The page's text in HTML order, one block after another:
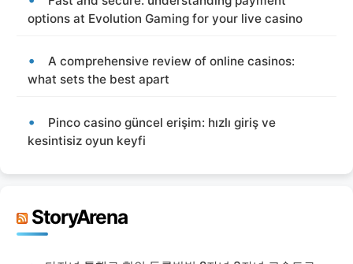
options at Evolution Gaming for your live casino
A comprehensive review of online casinos:
what sets the best apart
Pinco casino güncel erişim: hızlı giriş ve
kesintisiz oyun keyfi
StoryArena